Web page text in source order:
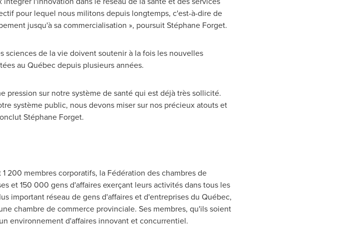
pour lequel nous militons depuis longtemps, c'est-à-dire de
jusqu'à sa commercialisation », poursuit Stéphane Forget.
sciences de la vie doivent soutenir à la fois les nouvelles
au Québec depuis plusieurs années.
sur notre système de santé qui est déjà très sollicité.
système public, nous devons miser sur nos précieux atouts et
Stéphane Forget.
200 membres corporatifs, la Fédération des chambres de
et 150 000 gens d'affaires exerçant leurs activités dans tous les
important réseau de gens d'affaires et d'entreprises du Québec,
chambre de commerce provinciale. Ses membres, qu'ils soient
environnement d'affaires innovant et concurrentiel.